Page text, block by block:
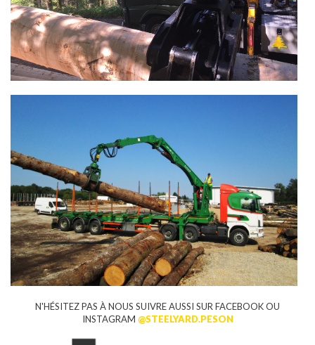
N'HÉSITEZ PAS À NOUS SUIVRE AUSSI SUR FACEBOOK OU
INSTAGRAM @STEELYARD.PESON